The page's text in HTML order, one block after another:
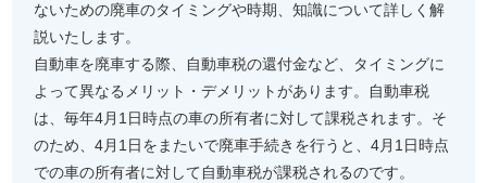
ないための廃車のタイミングや時期、知識について詳しく解
説いたします。
自動車を廃車する際、自動車税の還付金など、タイミングに
よって異なるメリット・デメリットがあります。自動車税
は、毎年4月1日時点の車の所有者に対して課税されます。そ
のため、4月1日をまたいで廃車手続きを行うと、4月1日時点
での車の所有者に対して自動車税が課税されるのです。